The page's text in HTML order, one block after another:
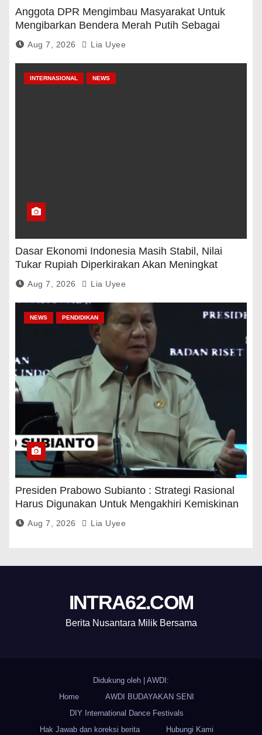
Anggota DPR Mengimbau Masyarakat Untuk
Mengibarkan Bendera Merah Putih Sebagai
Tanda Rasa Terima Kasih
Aug 7, 2026 Lia Uyee
INTERNASIONAL NEWS
Dasar Ekonomi Indonesia Masih Stabil, Nilai
Tukar Rupiah Diperkirakan Akan Meningkat
Aug 7, 2026 Lia Uyee
NEWS PENDIDIKAN
Presiden Prabowo Subianto : Strategi Rasional
Harus Digunakan Untuk Mengakhiri Kemiskinan
Aug 7, 2026 Lia Uyee
INTRA62.COM
Berita Nusantara Milik Bersama
Didukung oleh
AWDI:
Home
AWDI BUDAYAKAN SENI
DIY International Dance Festivals
Hak Jawab dan koreksi berita
Hubungi Kami